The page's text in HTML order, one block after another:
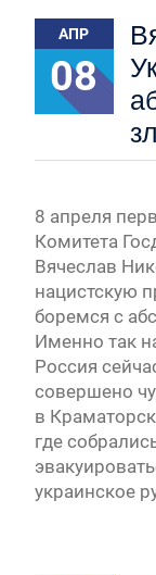
Вячеслав
Первый
Вячеслав
Первый
Вячеслав
Первый
АПР
08
8 апреля
Комитета
Вячеслав
нацистскую
боремся с
Именно так
Россия
совершено
в
где
украинское